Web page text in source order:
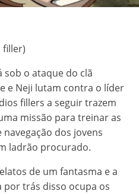
sob o ataque do clã
e Neji lutam contra o líder
fillers a seguir trazem
missão para treinar as
dos jovens
ladrão procurado.
de um fantasma e a
trás disso ocupa os